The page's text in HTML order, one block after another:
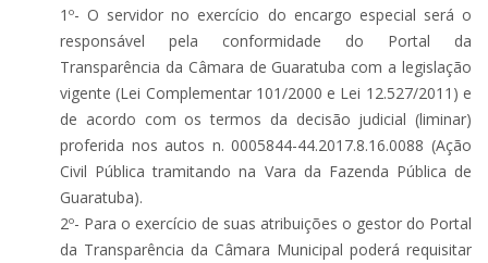
1º- O servidor no exercício do encargo especial será o
responsável pela conformidade do Portal da
Transparência da Câmara de Guaratuba com a legislação
vigente (Lei Complementar 101/2000 e Lei 12.527/2011) e
de acordo com os termos da decisão judicial (liminar)
proferida nos autos n. 0005844-44.2017.8.16.0088 (Ação
Civil Pública tramitando na Vara da Fazenda Pública de
Guaratuba).
2º- Para o exercício de suas atribuições o gestor do Portal
da Transparência da Câmara Municipal poderá requisitar